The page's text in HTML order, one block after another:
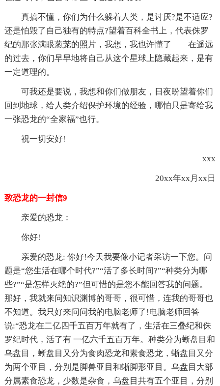
真搞不懂，你们为什么躲着人类，是讨厌?是不适应?
还是怕毁了自己独有的特点?望着百科全书上，代表侏罗
纪的那张满眼葱茏的照片，我想，我也许懂了——在遥远
的过去，你们早早地将自己从这个星球上隐藏起来，是有
一定道理的。
可我还是要说，我想和你们做朋友，日夜盼望着你们
回到地球，给人类介绍保护环境的经验，哪怕只是寄给我
一张恐龙的“全家福”也行。
祝一切安好!
xxx
20xx年xx月xx日
致恐龙的一封信9
亲爱的恐龙：
你好!
亲爱的恐龙: 你好!今天我要像小记者采访一下您。问
题是“您生活在哪个时代?”“活了多长时间?”“种类分为哪
些?”“是怎样灭绝的?”但可惜的是您不能回答我的问题。
那好，我就来问知识渊博的哥哥，很可惜，连我的哥哥也
不知道。我只好来问问我的电脑老师了!电脑老师回答
说:“恐龙在二亿四千五百万年就有了，生活在三叠纪和侏
罗纪时代，活了有 一亿六千五百万年。种类分为蜥盘目和
乌盘目，蜥盘目又分为食肉恐龙和素食恐龙，蜥盘目又分
为两个亚目，分别是脚兽亚目和蜥脚形亚目。乌盘目大部
分属素食恐龙，少数是杂食，乌盘目共有五个亚目，分别